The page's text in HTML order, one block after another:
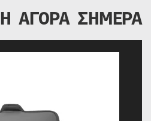
Η ΑΓΟΡΑ ΣΗΜΕΡΑ